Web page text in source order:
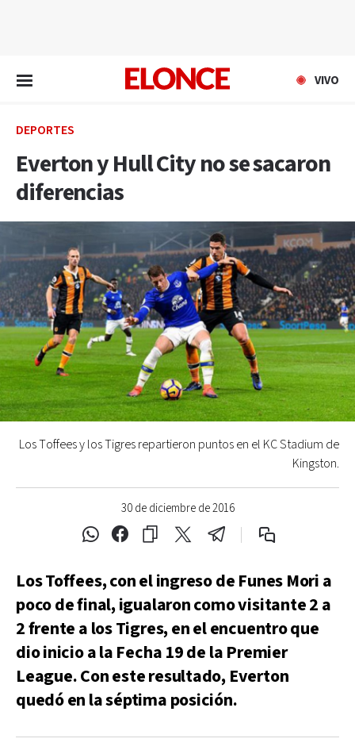
VIVO
DEPORTES
Everton y Hull City no se sacaron
diferencias
30 de diciembre de 2016
Los Toffees y los Tigres repartieron puntos en el KC Stadium de
Kingston.
Los Toffees, con el ingreso de Funes Mori a
poco de final, igualaron como visitante 2 a
2 frente a los Tigres, en el encuentro que
dio inicio a la Fecha 19 de la Premier
League. Con este resultado, Everton
quedó en la séptima posición.